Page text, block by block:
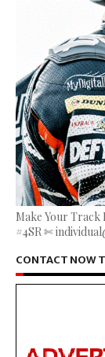
Make Your Track
#4SR ✄
CONTACT NOW